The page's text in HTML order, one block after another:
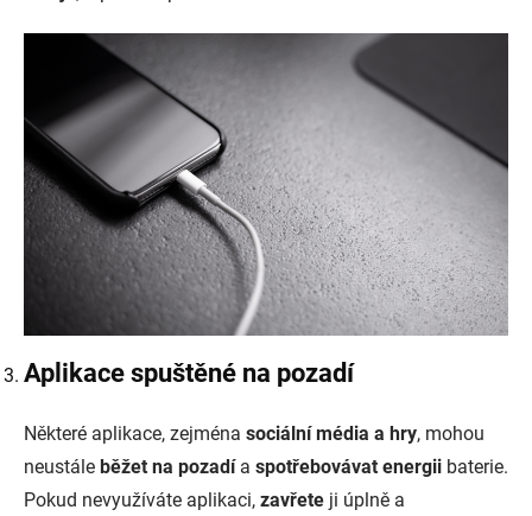
Aplikace spuštěné na pozadí
Některé aplikace, zejména sociální média a hry, mohou
neustále běžet na pozadía spotřebovávat energii baterie.
Pokud nevyužíváte aplikaci, zavřete ji úplně a